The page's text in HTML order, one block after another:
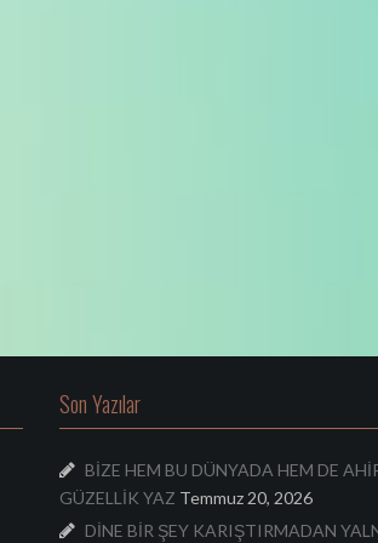
Son Yazılar
BİZE HEM BU DÜNYADA HEM DE
GÜZELLİK YAZ Temmuz 20, 2026
DİNE BİR ŞEY KARIŞTIRMADAN